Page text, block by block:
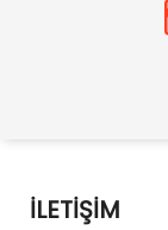
İLETIŞIM